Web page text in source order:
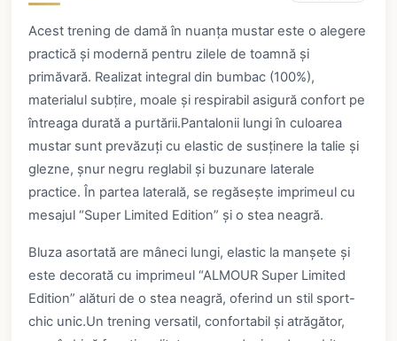
Acest trening de damă în nuanța mustar este o alegere
practică și modernă pentru zilele de toamnă și
primăvară. Realizat integral din bumbac (100%),
materialul subțire, moale și respirabil asigură confort pe
întreaga durată a purtării.Pantalonii lungi în culoarea
mustar sunt prevăzuți cu elastic de susținere la talie și
glezne, șnur negru reglabil și buzunare laterale
practice. În partea laterală, se regăsește imprimeul cu
mesajul “Super Limited Edition” și o stea neagră.
Bluza asortată are mâneci lungi, elastic la manșete și
este decorată cu imprimeul “ALMOUR Super Limited
Edition” alături de o stea neagră, oferind un stil sport-
chic unic.Un trening versatil, confortabil și atrăgător,